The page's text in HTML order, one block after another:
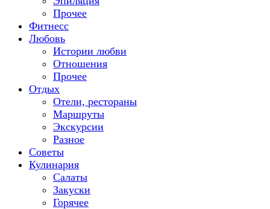
Прочее
Фитнесс
Любовь
Истории любви
Отношения
Прочее
Отдых
Отели, рестораны
Маршруты
Экскурсии
Разное
Советы
Кулинария
Салаты
Закуски
Горячее